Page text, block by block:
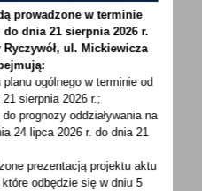
prowadzone w terminie
dnia 21 sierpnia 2026 r.
Ryczywół, ul. Mickiewicza
ogólnego w terminie od
sierpnia 2026 r.;
prognozy oddziaływania na
24 lipca 2026 r. do dnia 21
prezentacją projektu aktu
odbędzie się w dniu 5